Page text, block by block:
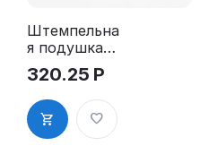
Штемпельна
я подушка
для GRM
R24 2Pads
320.25 Р